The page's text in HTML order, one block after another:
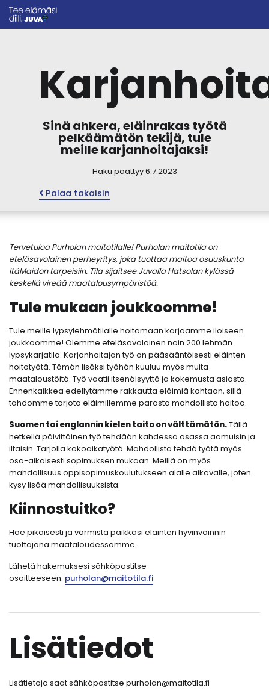
Sinä ahkera, eläinrakas työtä
pelkäämätön tekijä, tule
meille karjanhoitajaksi!
Haku päättyy 6.7.2023
Palaa takaisin
Tervetuloa Purholan maitotilalle! Purholan maitotila on
eteläsavolainen perheyritys, joka tuottaa maitoa osuuskunta
ItäMaidon tarpeisiin. Tila sijaitsee Juvalla Hatsolan kylässä
keskellä vireää maatalousympäristöä.
Tule mukaan joukkoomme!
Tule meille lypsylehmätilalle hoitamaan karjaamme iloiseen
joukkoomme! Olemme eteläsavolainen noin 200 lehmän
lypsykarjatila. Karjanhoitajan työ on pääsääntöisesti eläinten
hoitotyötä. Tämän lisäksi työhön kuuluu myös muita
maataloustöitä. Työ vaatii itsenäisyyttä ja kokemusta asiasta.
Ennenkaikkea edellytämme rakkautta eläimiä kohtaan, sillä
tahdomme tarjota eläimillemme parasta mahdollista hoitoa.
Suomen tai englannin kielen taito on välttämätön.Tällä
hetkellä päivittäinen työ tehdään kahdessa osassa aamuisin ja
iltaisin. Tarjolla kokoaikatyötä. Mahdollista tehdä työtä myös
osa-aikaisesti sopimuksen mukaan. Meillä on myös
mahdollisuus oppisopimuskoulutukseen alalle aikovalle, joten
kysy lisää mahdollisuuksista.
Kiinnostuitko?
Hae pikaisesti ja varmista paikkasi eläinten hyvinvoinnin
tuottajana maataloudessamme.
Lähetä hakemuksesi sähköpostitse
osoitteeseen: purholan@maitotila.fi
Lisätiedot
Lisätietoja saat sähköpostitse purholan@maitotila.fi